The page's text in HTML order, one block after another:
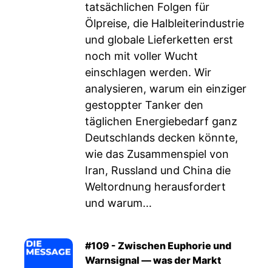
tatsächlichen Folgen für
Ölpreise, die Halbleiterindustrie
und globale Lieferketten erst
noch mit voller Wucht
einschlagen werden. Wir
analysieren, warum ein einziger
gestoppter Tanker den
täglichen Energiebedarf ganz
Deutschlands decken könnte,
wie das Zusammenspiel von
Iran, Russland und China die
Weltordnung herausfordert
und warum...
#109 - Zwischen Euphorie und
Warnsignal — was der Markt